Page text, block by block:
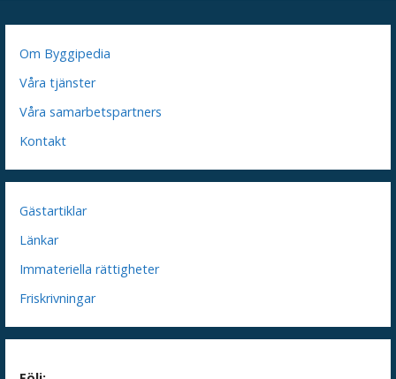
Om Byggipedia
Våra tjänster
Våra samarbetspartners
Kontakt
Gästartiklar
Länkar
Immateriella rättigheter
Friskrivningar